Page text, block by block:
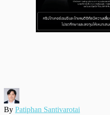
By Patiphan Santivarotai